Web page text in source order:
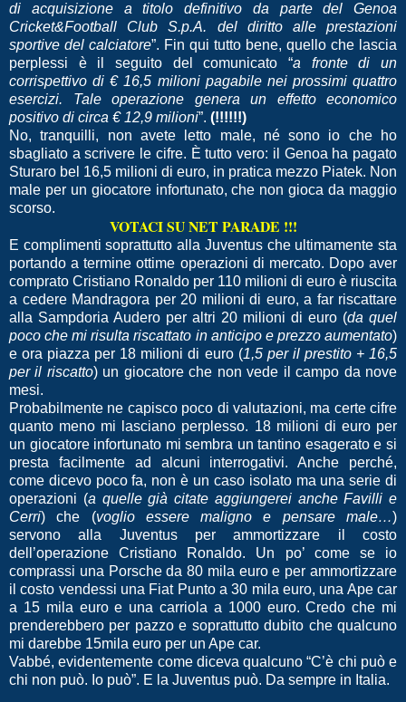
di acquisizione a titolo definitivo da parte del Genoa
Cricket&Football Club S.p.A. del diritto alle prestazioni
sportive del calciatore”. Fin qui tutto bene, quello che lascia
perplessi è il seguito del comunicato “a fronte di un
corrispettivo di € 16,5 milioni pagabile nei prossimi quattro
esercizi. Tale operazione genera un effetto economico
positivo di circa € 12,9 milioni”. (!!!!!!)
No, tranquilli, non avete letto male, né sono io che ho
sbagliato a scrivere le cifre. È tutto vero: il Genoa ha pagato
Sturaro bel 16,5 milioni di euro, in pratica mezzo Piatek. Non
male per un giocatore infortunato, che non gioca da maggio
scorso.
VOTACI SU NET PARADE !!!
E complimenti soprattutto alla Juventus che ultimamente sta
portando a termine ottime operazioni di mercato. Dopo aver
comprato Cristiano Ronaldo per 110 milioni di euro è riuscita
a cedere Mandragora per 20 milioni di euro, a far riscattare
alla Sampdoria Audero per altri 20 milioni di euro (da quel
poco che mi risulta riscattato in anticipo e prezzo aumentato)
e ora piazza per 18 milioni di euro (1,5 per il prestito + 16,5
per il riscatto) un giocatore che non vede il campo da nove
mesi.
Probabilmente ne capisco poco di valutazioni, ma certe cifre
quanto meno mi lasciano perplesso. 18 milioni di euro per
un giocatore infortunato mi sembra un tantino esagerato e si
presta facilmente ad alcuni interrogativi. Anche perché,
come dicevo poco fa, non è un caso isolato ma una serie di
operazioni (a quelle già citate aggiungerei anche Favilli e
Cerri) che (voglio essere maligno e pensare male…)
servono alla Juventus per ammortizzare il costo
dell’operazione Cristiano Ronaldo. Un po’ come se io
comprassi una Porsche da 80 mila euro e per ammortizzare
il costo vendessi una Fiat Punto a 30 mila euro, una Ape car
a 15 mila euro e una carriola a 1000 euro. Credo che mi
prenderebbero per pazzo e soprattutto dubito che qualcuno
mi darebbe 15mila euro per un Ape car.
Vabbé, evidentemente come diceva qualcuno “C’è chi può e
chi non può. Io può”. E la Juventus può. Da sempre in Italia.